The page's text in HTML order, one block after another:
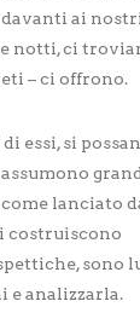
ai nostri
notti, ci
– ci offrono.
essi, si
lanciato
costruiscono
sono
e analizzarla.